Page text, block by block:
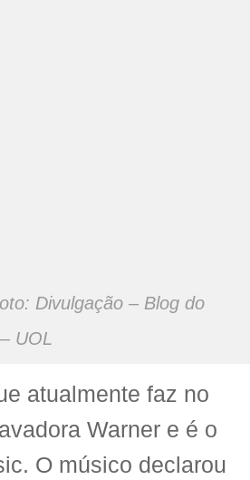
Divulgação – Blog do
UOL
atualmente faz no
Warner e é o
O músico declarou